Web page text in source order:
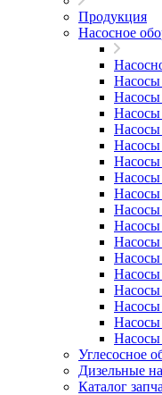
Продукция
Насосное
Углесосное
Дизельные
Каталог